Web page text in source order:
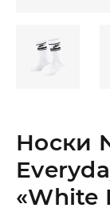
Носки
«White